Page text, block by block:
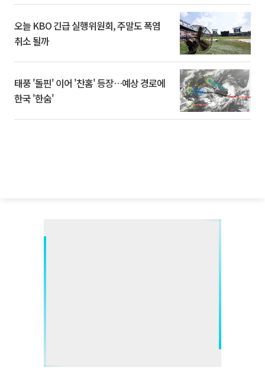
오늘 KBO 긴급 실행위원회, 주말도 폭염
취소 될까
태풍 '돌핀' 이어 '찬홈' 등장…예상 경로에
한국 '한숨'